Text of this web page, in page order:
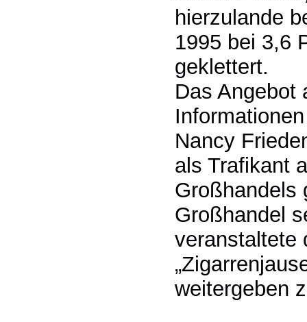
hierzulande
1995 bei 3,6
geklettert.
Das Angebot
Nancy
als Trafikant
Großhandels
Großhandel
veranstaltete
weitergeben